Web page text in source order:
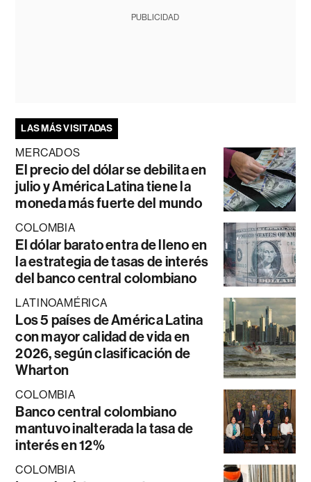
PUBLICIDAD
LAS MÁS VISITADAS
MERCADOS
El precio del dólar se debilita en
julio y América Latina tiene la
moneda más fuerte del mundo
COLOMBIA
El dólar barato entra de lleno en
la estrategia de tasas de interés
del banco central colombiano
LATINOAMÉRICA
Los 5 países de América Latina
con mayor calidad de vida en
2026, según clasificación de
Wharton
COLOMBIA
Banco central colombiano
mantuvo inalterada la tasa de
interés en 12%
COLOMBIA